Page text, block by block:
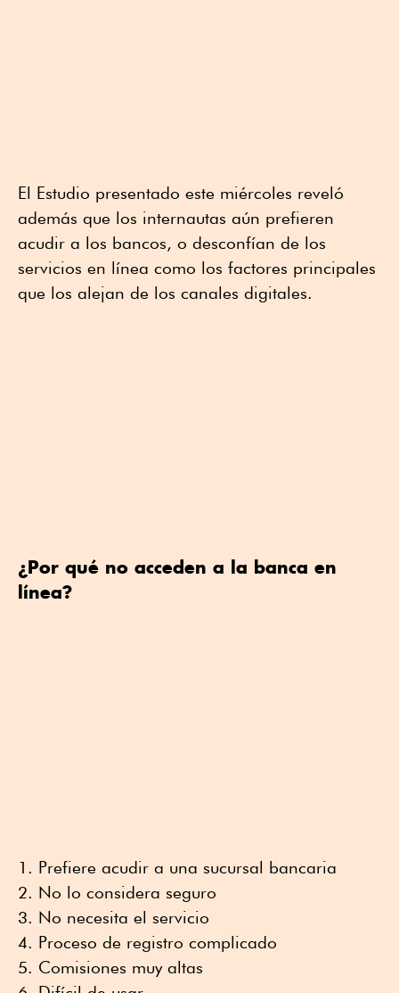
El Estudio presentado este miércoles reveló
además que los internautas aún prefieren
acudir a los bancos, o desconfían de los
servicios en línea como los factores principales
que los alejan de los canales digitales.
¿Por qué no acceden a la banca en
línea?
Prefiere acudir a una sucursal bancaria
No lo considera seguro
No necesita el servicio
Proceso de registro complicado
Comisiones muy altas